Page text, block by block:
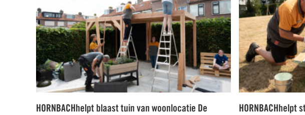
HORNBACHhelpt blaast tuin van woonlocatie De
HORNBACHhelpt